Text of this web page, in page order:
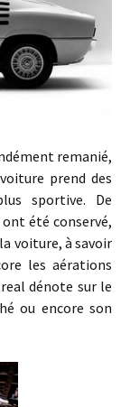
remanié,
prend des
sportive. De
été conservé,
voiture, à savoir
les aérations
dénote sur le
ou encore son